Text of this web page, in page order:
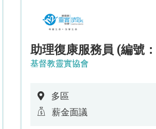
基督教靈實協會
多區
薪金面議